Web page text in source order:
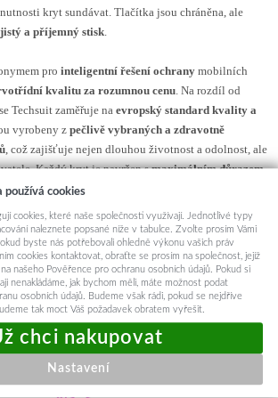
kryt sundávat. Tlačítka jsou chráněna, ale
jistý a příjemný stisk.
pro inteligentní řešení ochranymobilních
kvalitu za rozumnou cenu. Na rozdíl od
Techsuit zaměřuje naevropský standard kvality a
vyrobeny z pečlivě vybraných a zdravotně
, což zajišťuje nejen dlouhou životnost a odolnost, ale
Každý kryt je navržen smaximálním důrazem
, což se projevuje v perfektně padnoucích
přístupu ke všem funkcím telefonu. S kryty
kvalitních materiálů, poctivého zpracování a
byste platili za drahé marketingové kampaně. Získáte
která je běžně spojována s mnohem dražšími
jejich ceny.
Huawei Mate 10 Pro
používá cookies
cookies, které naše společnosti využívají. Jednotlivé typy
naleznete popsané níže v tabulce. Zvolte prosím Vámi
byste nás potřebovali ohledně výkonu vašich práv
cookies kontaktovat, obraťte se prosím na společnost, jejíž
našeho Pověřence pro ochranu osobních údajů. Pokud si
nenakládáme, jak bychom měli, máte možnost podat
osobních údajů. Budeme však rádi, pokud se nejdříve
tak moct Váš požadavek obratem vyřešit.
Nastavení